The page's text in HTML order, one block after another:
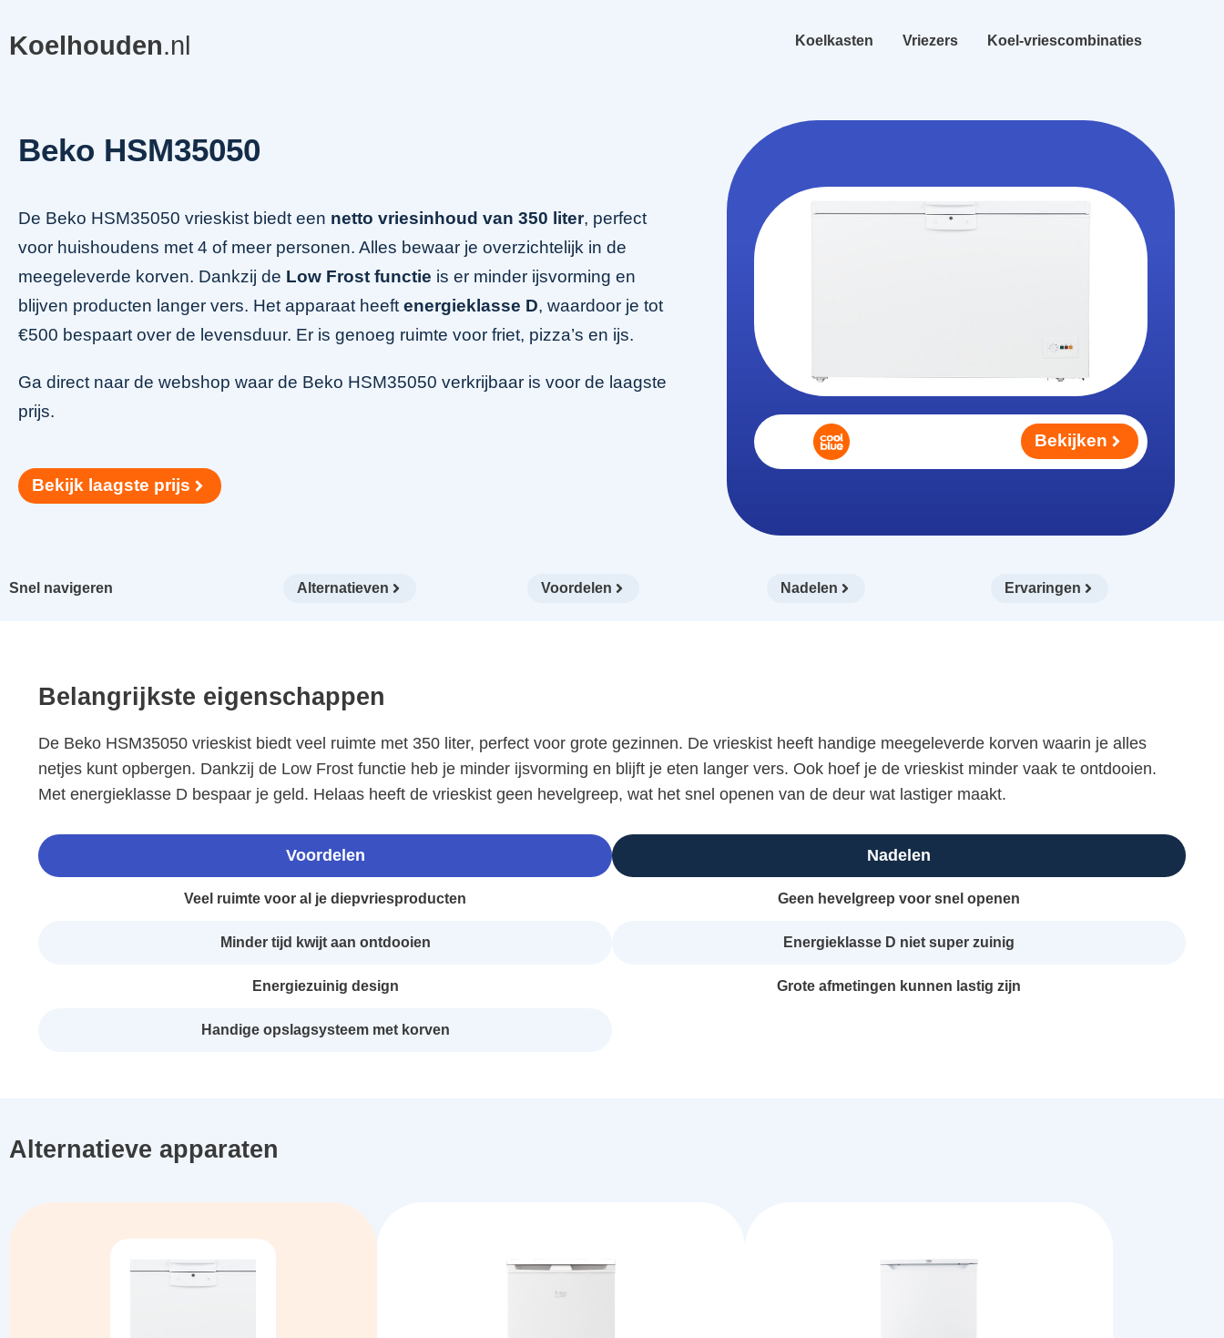
Koelhouden.nl Koelkasten Vriezers Koel-vriescombinaties
Beko HSM35050
De Beko HSM35050 vrieskist biedt een netto vriesinhoud van 350 liter, perfect
voor huishoudens met 4 of meer personen. Alles bewaar je overzichtelijk in de
meegeleverde korven. Dankzij de Low Frost functie is er minder ijsvorming en
blijven producten langer vers. Het apparaat heeftenergieklasse D, waardoor je tot
€500 bespaart over de levensduur. Er is genoeg ruimte voor friet, pizza’s en ijs.
Ga direct naar de webshop waar de Beko HSM35050 verkrijbaar is voor de laagste
prijs.
Bekijk laagste prijs
Bekijken
Snel navigeren Alternatieven Voordelen Nadelen Ervaringen
Belangrijkste eigenschappen
De Beko HSM35050 vrieskist biedt veel ruimte met 350 liter, perfect voor grote gezinnen. De vrieskist heeft handige meegeleverde korven waarin je alles
netjes kunt opbergen. Dankzij de Low Frost functie heb je minder ijsvorming en blijft je eten langer vers. Ook hoef je de vrieskist minder vaak te ontdooien.
Met energieklasse D bespaar je geld. Helaas heeft de vrieskist geen hevelgreep, wat het snel openen van de deur wat lastiger maakt.
Voordelen
Veel ruimte voor al je diepvriesproducten
Minder tijd kwijt aan ontdooien
Energiezuinig design
Handige opslagsysteem met korven
Nadelen
Geen hevelgreep voor snel openen
Energieklasse D niet super zuinig
Grote afmetingen kunnen lastig zijn
Alternatieve apparaten